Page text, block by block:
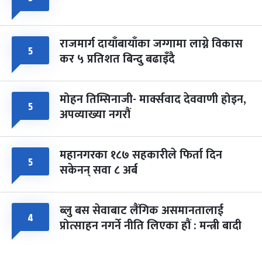
५ राजमार्ग दायाँबायाँका जग्गामा लाग्ने विकास
कर ५ प्रतिशत बिन्दु बढाइँदै
५ मोहन तिम्सिनाजी- मार्क्सवाद देववाणी होइन,
अपव्याख्या नगरौं
५ महानगरका १८७ सहकारीले फिर्ता दिन
सकेनन् सवा ८ अर्ब
४ ब्लु बस सेवाबाट लैंगिक असमानतालाई
प्रोत्साहन नगर्ने नीति लिएका हौं : मन्त्री बादी